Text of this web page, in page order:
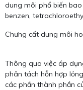
dung môi phổ biến
benzen,
Chưng cất dung môi
Thông qua việc áp
phân tách hỗn hợp
các phần thành phần